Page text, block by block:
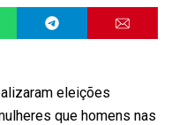
eleições
que homens nas